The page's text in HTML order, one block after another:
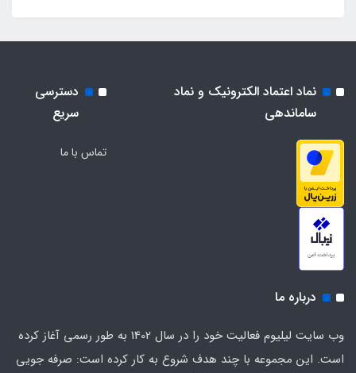
نماد اعتماد الکترونیک و نماد
ساماندهی
دسترسی
سریع
تماس با ما
درباره ما
وب سایت لیلیوم فعالیت خود را در سال 1402 به طور رسمی آغاز کرده
است. این مجموعه با چند هدف شروع به کار کرده است: صرفه جویی